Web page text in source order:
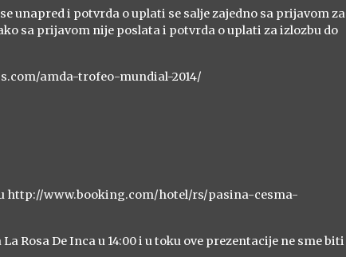
unapred i potvrda o uplati se salje zajedno sa prijavom za
sa prijavom nije poslata i potvrda o uplati za izlozbu do
amda-trofeo-mundial-2014/
http://www.booking.com/hotel/rs/pasina-cesma-
Rosa De Inca u 14:00 i u toku ove prezentacije ne sme biti